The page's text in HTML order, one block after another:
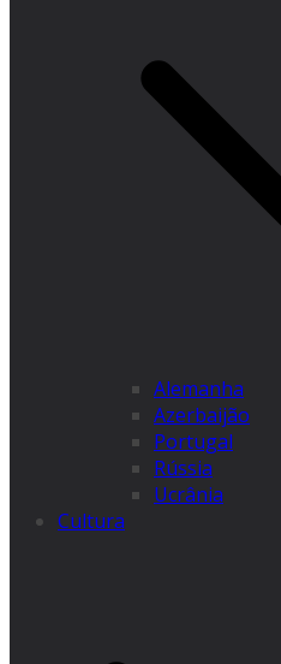
Alemanha
Azerbaijão
Portugal
Rússia
Ucrânia
Cultura